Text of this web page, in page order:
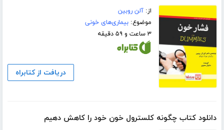
از:آلن روبین
موضوع:بیماری‌های خونی
۳ ساعت و ۵۹ دقیقه
دریافت از کتابراه
دانلود کتاب چگونه کلسترول خون خود را کاهش دهیم